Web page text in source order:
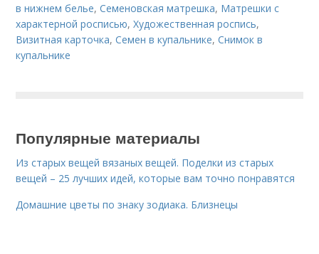
в нижнем белье,Семеновская матрешка, Матрешки с
характерной росписью,Художественная роспись,
Визитная карточка,Семен в купальнике,Снимок в
купальнике
Популярные материалы
Из старых вещей вязаных вещей. Поделки из старых
вещей – 25 лучших идей, которые вам точно понравятся
Домашние цветы по знаку зодиака. Близнецы